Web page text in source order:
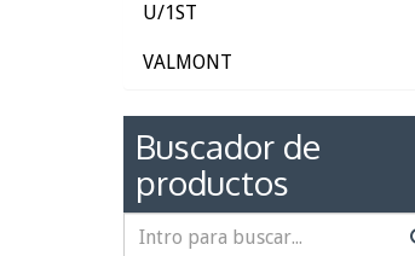
U/1ST
VALMONT
Buscador de
productos